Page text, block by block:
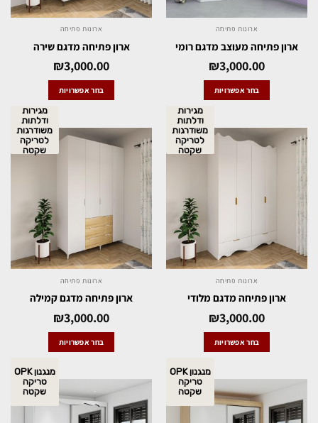
ארונות פתיחה
ארון פתיחה מעוצב מדגם רומי
₪3,000.00
בחר אפשרויות
ארונות פתיחה
ארון פתיחה מדגם שירה
₪3,000.00
בחר אפשרויות
מגירות
ודלתות
משודרגות
לטריקה
שקטה
ארונות פתיחה
ארון פתיחה מדגם מלודי
₪3,000.00
בחר אפשרויות
מגירות
ודלתות
משודרגות
לטריקה
שקטה
ארונות פתיחה
ארון פתיחה מדגם קמילה
₪3,000.00
בחר אפשרויות
מנגנון OPK
טריקה
שקטה
מנגנון OPK
טריקה
שקטה